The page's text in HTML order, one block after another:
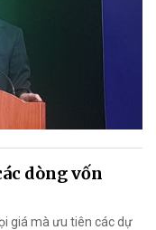
dòng vốn
giá mà ưu tiên các dự